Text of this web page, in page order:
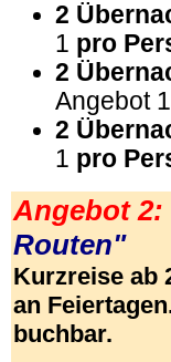
2
1 pro
2
Angebot 1
2
1 pro
Angebot 2:
Routen"
Kurzreise ab
an
buchbar.